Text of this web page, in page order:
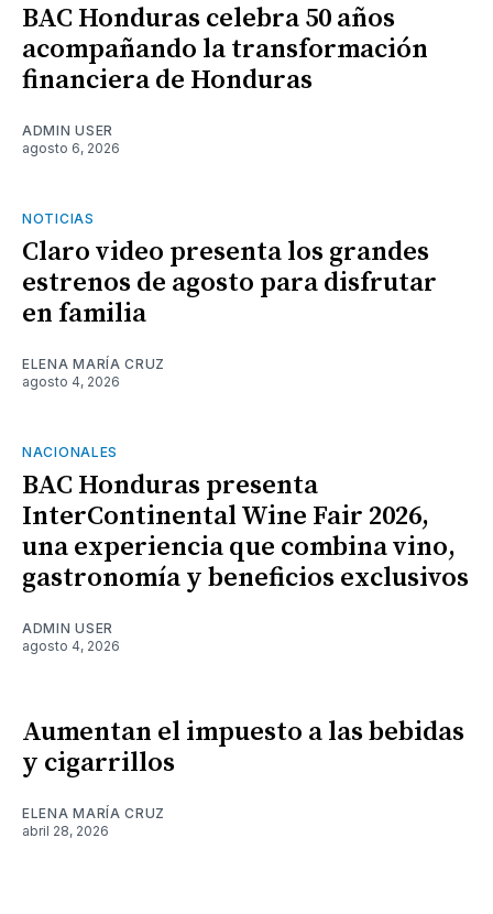
BAC Honduras celebra 50 años
acompañando la transformación
financiera de Honduras
ADMIN USER
agosto 6, 2026
NOTICIAS
Claro video presenta los grandes
estrenos de agosto para disfrutar
en familia
ELENA MARÍA CRUZ
agosto 4, 2026
NACIONALES
BAC Honduras presenta
InterContinental Wine Fair 2026,
una experiencia que combina vino,
gastronomía y beneficios exclusivos
ADMIN USER
agosto 4, 2026
Aumentan el impuesto a las bebidas
y cigarrillos
ELENA MARÍA CRUZ
abril 28, 2026